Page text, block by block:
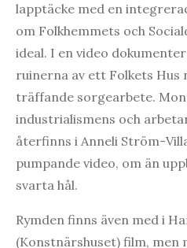
lapptäcke med en
om Folkhemmets och
ideal. I en video
ruinerna av ett Folkets Hus
träffande sorgearbete.
industrialismens och
återfinns i Anneli Ström-
pumpande video, om än
svarta hål.
Rymden finns även med i
(Konstnärshuset) film, men